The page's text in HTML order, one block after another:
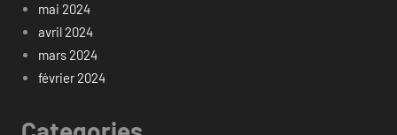
mai 2024
avril 2024
mars 2024
février 2024